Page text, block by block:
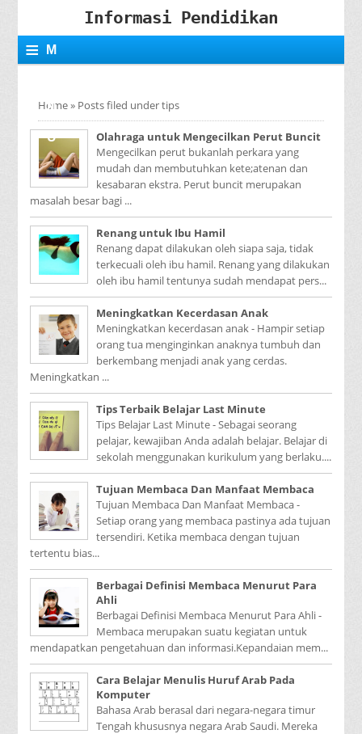
Informasi Pendidikan
≡ M
N
U
Home» Posts filed under tips
Olahraga untuk Mengecilkan Perut Buncit
Mengecilkan perut bukanlah perkara yang
mudah dan membutuhkan kete;atenan dan
kesabaran ekstra. Perut buncit merupakan
masalah besar bagi ...
Renang untuk Ibu Hamil
Renang dapat dilakukan oleh siapa saja, tidak
terkecuali oleh ibu hamil. Renang yang dilakukan
oleh ibu hamil tentunya sudah mendapat pers...
Meningkatkan Kecerdasan Anak
Meningkatkan kecerdasan anak - Hampir setiap
orang tua menginginkan anaknya tumbuh dan
berkembang menjadi anak yang cerdas.
Meningkatkan ...
Tips Terbaik Belajar Last Minute
Tips Belajar Last Minute - Sebagai seorang
pelajar, kewajiban Anda adalah belajar. Belajar di
sekolah menggunakan kurikulum yang berlaku....
Tujuan Membaca Dan Manfaat Membaca
Tujuan Membaca Dan Manfaat Membaca -
Setiap orang yang membaca pastinya ada tujuan
tersendiri. Ketika membaca dengan tujuan
tertentu bias...
Berbagai Definisi Membaca Menurut Para
Ahli
Berbagai Definisi Membaca Menurut Para Ahli -
Membaca merupakan suatu kegiatan untuk
mendapatkan pengetahuan dan informasi.Kepandaian mem...
Cara Belajar Menulis Huruf Arab Pada
Komputer
Bahasa Arab berasal dari negara-negara timur
Tengah khususnya negara Arab Saudi. Mereka